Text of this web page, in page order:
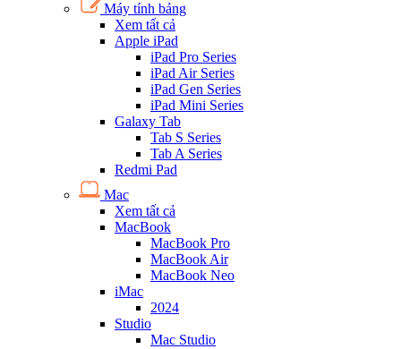
Máy tính bảng
Xem tất cả
Apple iPad
iPad Pro Series
iPad Air Series
iPad Gen Series
iPad Mini Series
Galaxy Tab
Tab S Series
Tab A Series
Redmi Pad
Mac
Xem tất cả
MacBook
MacBook Pro
MacBook Air
MacBook Neo
iMac
2024
Studio
Mac Studio